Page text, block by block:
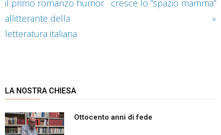
il primo romanzo humor
allitterante della
letteratura italiana
cresce lo “spazio mamma”
»
LA NOSTRA CHIESA
Ottocento anni di fede